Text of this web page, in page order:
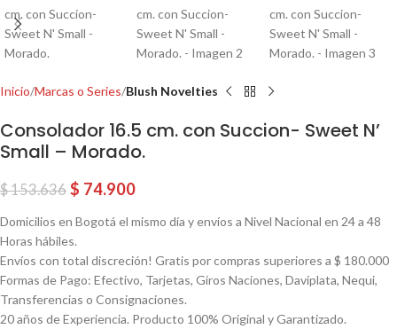
Inicio Marcas o Series Blush Novelties
Consolador 16.5 cm. con Succion- Sweet N’
Small – Morado.
$153.636 $ 74.900
Domicilios en Bogotá el mismo día y envíos a Nivel Nacional en 24 a 48
Horas hábiles.
Envíos con total discreción! Gratis por compras superiores a $ 180.000
Formas de Pago: Efectivo, Tarjetas, Giros Naciones, Daviplata, Nequi,
Transferencias o Consignaciones.
20 años de Experiencia. Producto 100% Original y Garantizado.